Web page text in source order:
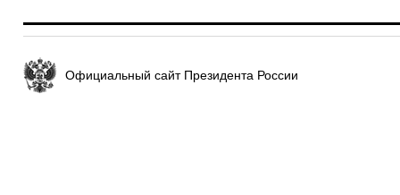
Официальный сайт Президента России